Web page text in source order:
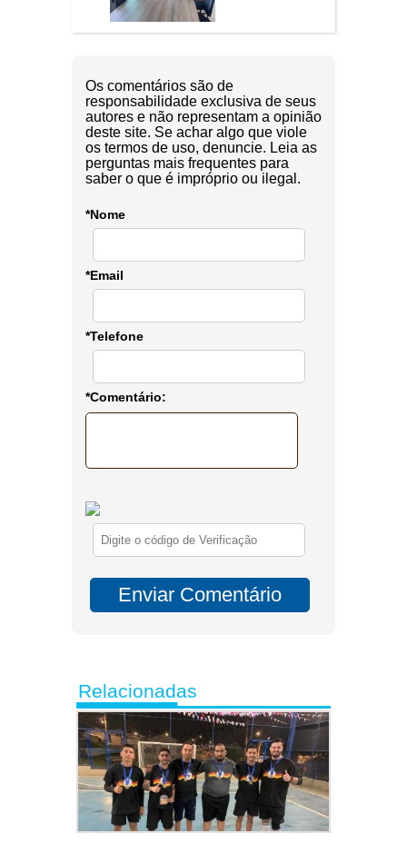
Os comentários são de
responsabilidade exclusiva de seus
autores e não representam a opinião
deste site. Se achar algo que viole
os termos de uso, denuncie. Leia as
perguntas mais frequentes para
saber o que é impróprio ou ilegal.
*Nome
*Email
*Telefone
*Comentário:
Relacionadas